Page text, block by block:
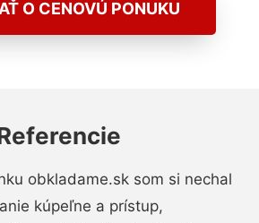
O CENOVÚ PONUKU
obkladame.sk som si nechal
kúpeľne a prístup,